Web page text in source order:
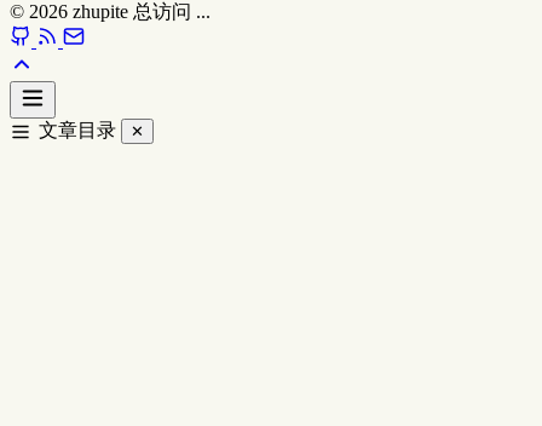
© 2026 zhupite 总访问 ...
文章目录 ✕